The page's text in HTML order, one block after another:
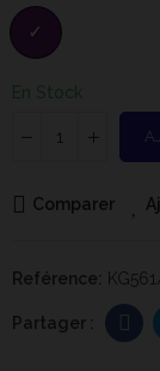
En Stock
Comparer
Reférence: